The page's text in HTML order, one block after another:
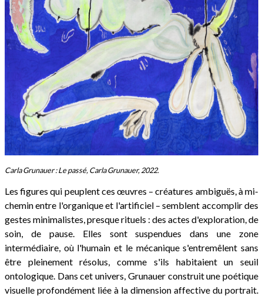
Carla Grunauer : Le passé, Carla Grunauer, 2022.
Les figures qui peuplent ces œuvres – créatures ambiguës, à mi-
chemin entre l'organique et l'artificiel – semblent accomplir des
gestes minimalistes, presque rituels : des actes d'exploration, de
soin, de pause. Elles sont suspendues dans une zone
intermédiaire, où l'humain et le mécanique s'entremêlent sans
être pleinement résolus, comme s'ils habitaient un seuil
ontologique. Dans cet univers, Grunauer construit une poétique
visuelle profondément liée à la dimension affective du portrait.